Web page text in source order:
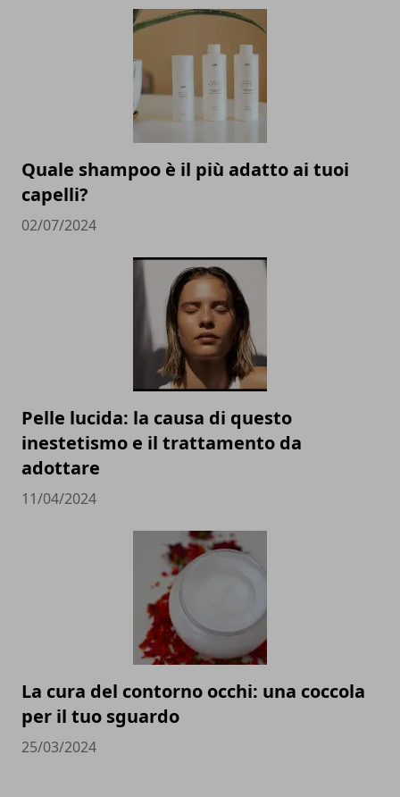
Quale shampoo è il più adatto ai tuoi
capelli?
02/07/2024
Pelle lucida: la causa di questo
inestetismo e il trattamento da
adottare
11/04/2024
La cura del contorno occhi: una coccola
per il tuo sguardo
25/03/2024